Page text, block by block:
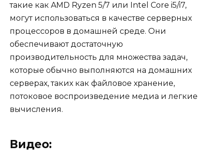
такие как AMD Ryzen 5/7 или Intel Core i5/i7,
могут использоваться в качестве серверных
процессоров в домашней среде. Они
обеспечивают достаточную
производительность для множества задач,
которые обычно выполняются на домашних
серверах, таких как файловое хранение,
потоковое воспроизведение медиа и легкие
вычисления.
Видео: